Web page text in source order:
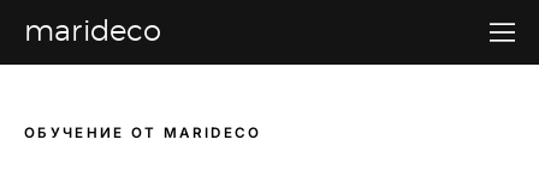
marideco
ОБУЧЕНИЕ ОТ MARIDECO